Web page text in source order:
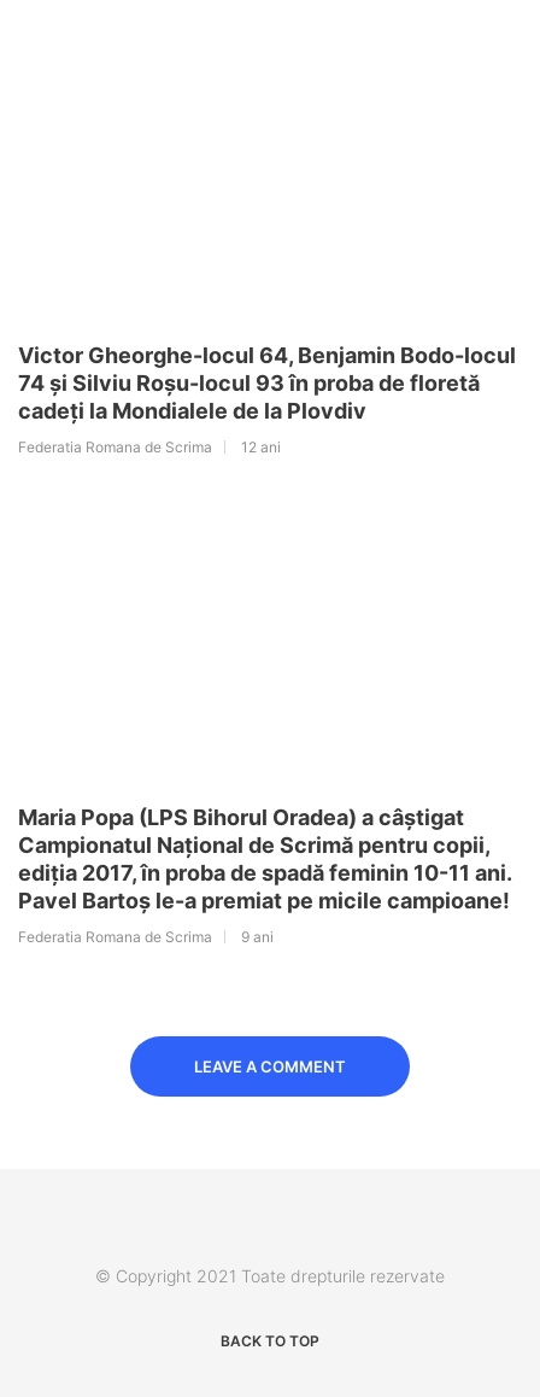
Victor Gheorghe-locul 64, Benjamin Bodo-locul
74 și Silviu Roșu-locul 93 în proba de floretă
cadeți la Mondialele de la Plovdiv
Federatia Romana de Scrima 12 ani
Maria Popa (LPS Bihorul Oradea) a câștigat
Campionatul Național de Scrimă pentru copii,
ediția 2017, în proba de spadă feminin 10-11 ani.
Pavel Bartoș le-a premiat pe micile campioane!
Federatia Romana de Scrima 9 ani
LEAVE A COMMENT
© Copyright 2021 Toate drepturile rezervate
BACK TO TOP